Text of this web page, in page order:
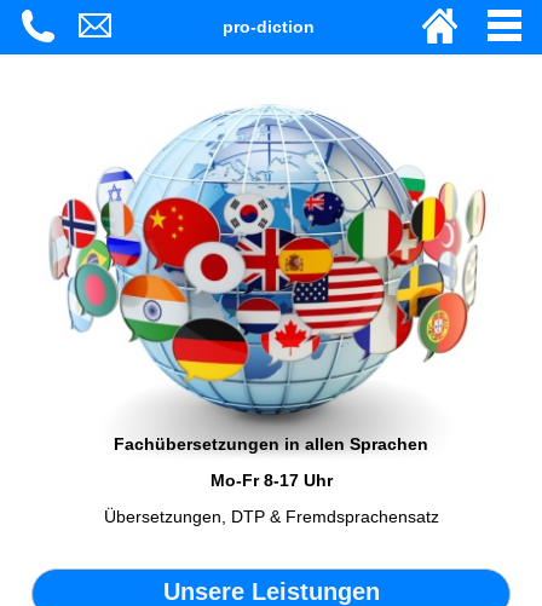
pro-diction
Fachübersetzungen in allen Sprachen
Mo-Fr 8-17 Uhr
Übersetzungen, DTP & Fremdsprachensatz
Unsere Leistungen